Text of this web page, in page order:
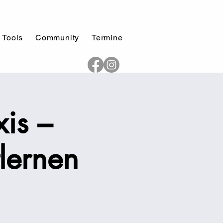
Community Termine
–